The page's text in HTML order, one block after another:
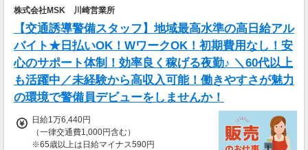
株式会社MSK 川崎営業所
【交通誘導警備スタッフ】地域最高水準の高日給アル
バイト★日払いOK！WワークOK！初期費用なし！安
心のサポート体制！効率良く稼げる夜勤♪ ＼60代以上
も活躍中／未経験から高収入可能！働きやすさが魅力
の環境で警備員デビューをしませんか！
日給1万6,440円
（一律交通費1,000円含む）
※65歳以上は日給マイナス590円